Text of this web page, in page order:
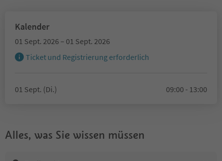
Kalender
01 Sept. 2026 – 01 Sept. 2026
Ticket und Registrierung erforderlich
01 Sept. (Di.) 09:00 - 13:00
Alles, was Sie wissen müssen